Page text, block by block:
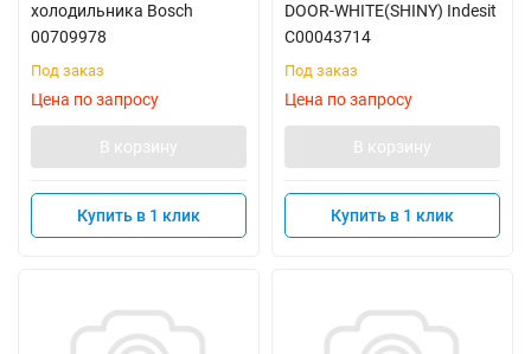
холодильника Bosch
00709978
Под заказ
Цена по запросу
В корзину
Купить в 1 клик
DOOR-WHITE(SHINY) Indesit
C00043714
Под заказ
Цена по запросу
В корзину
Купить в 1 клик